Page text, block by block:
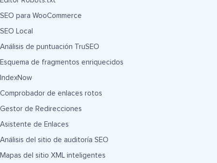
SEO para WooCommerce
SEO Local
Análisis de puntuación TruSEO
Esquema de fragmentos enriquecidos
IndexNow
Comprobador de enlaces rotos
Gestor de Redirecciones
Asistente de Enlaces
Análisis del sitio de auditoría SEO
Mapas del sitio XML inteligentes